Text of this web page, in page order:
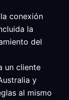
conexión
la
del
un cliente
y
al mismo